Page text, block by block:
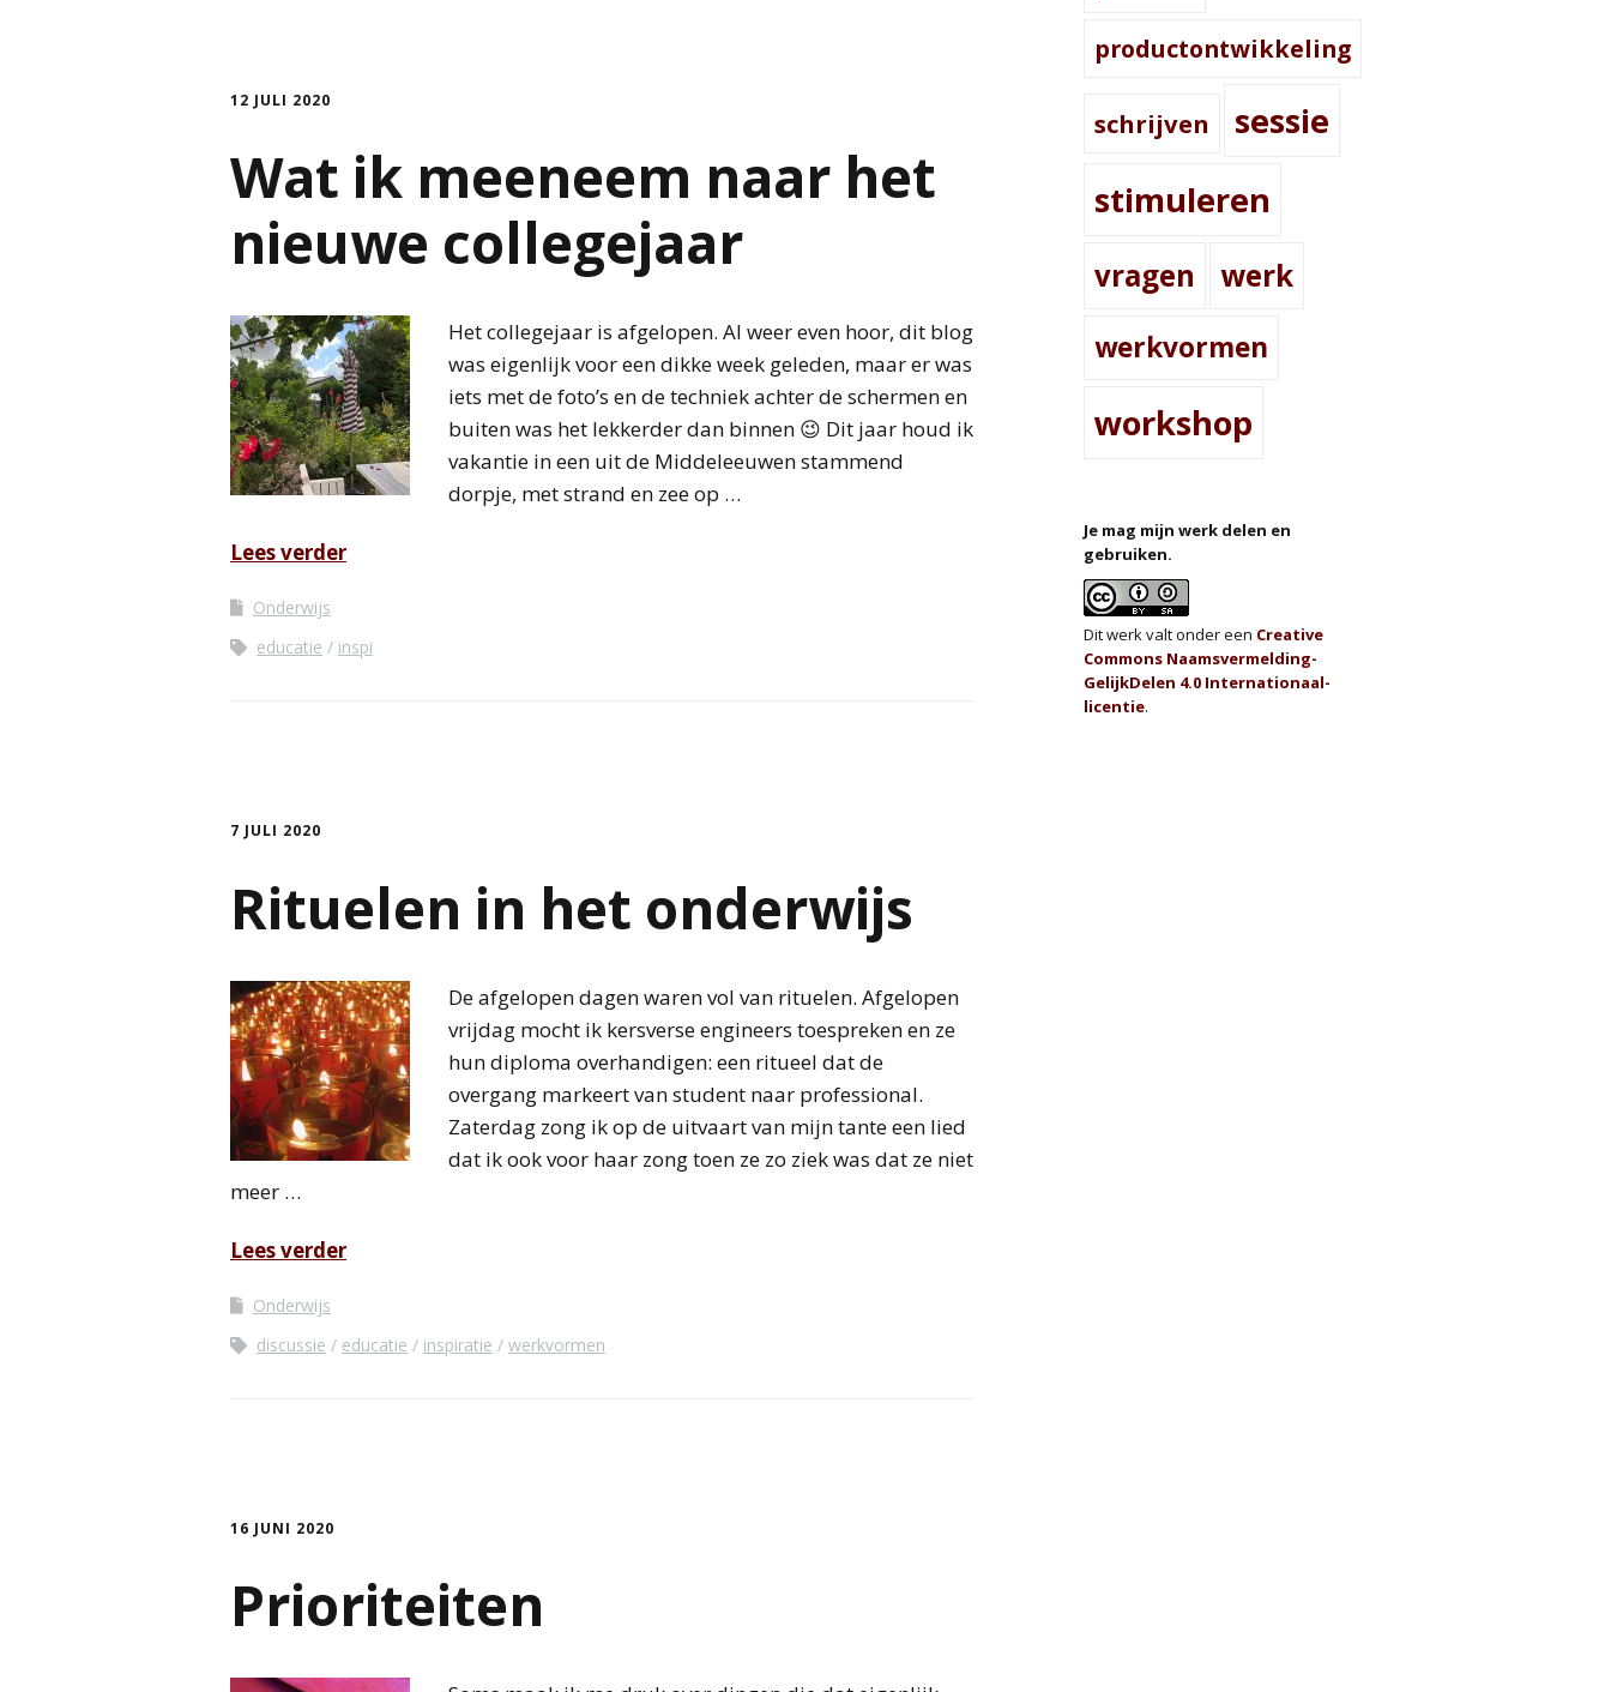
12 JULI 2020
Wat ik meeneem naar het
nieuwe collegejaar
Het collegejaar is afgelopen. Al weer even hoor, dit blog
was eigenlijk voor een dikke week geleden, maar er was
iets met de foto’s en de techniek achter de schermen en
buiten was het lekkerder dan binnen 😉 Dit jaar houd ik
vakantie in een uit de Middeleeuwen stammend
dorpje, met strand en zee op …
Lees verder
Onderwijs
educatie
inspi
7 JULI 2020
Rituelen in het onderwijs
De afgelopen dagen waren vol van rituelen. Afgelopen
vrijdag mocht ik kersverse engineers toespreken en ze
hun diploma overhandigen: een ritueel dat de
overgang markeert van student naar professional.
Zaterdag zong ik op de uitvaart van mijn tante een lied
dat ik ook voor haar zong toen ze zo ziek was dat ze niet
meer …
Lees verder
Onderwijs
discussie
educatie inspiratie werkvormen
16 JUNI 2020
Prioriteiten
productontwikkeling
schrijven
sessie
stimuleren
vragen werk
werkvormen
workshop
Je mag mijn werk delen en
gebruiken.
Dit werk valt onder een Creative
Commons Naamsvermelding-
GelijkDelen 4.0 Internationaal-
licentie.